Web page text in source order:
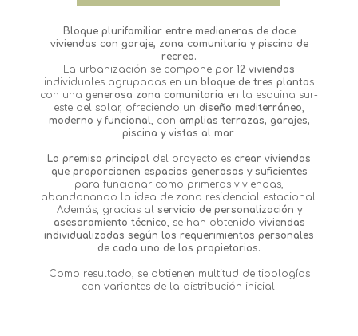
Bloque plurifamiliar entre medianeras de doce
viviendas con garaje, zona comunitaria y piscina de
recreo.
La urbanización se compone por 12 viviendas
individuales agrupadas en un bloque de tres plantas
con una generosa zona comunitaria en la esquina sur-
este del solar, ofreciendo un diseño mediterráneo,
moderno y funcional, con amplias terrazas, garajes,
piscina y vistas al mar.
La premisa principal del proyecto es crear viviendas
que proporcionen espacios generosos y suficientes
para funcionar como primeras viviendas,
abandonando la idea de zona residencial estacional.
Además, gracias al servicio de personalización y
asesoramiento técnico, se han obtenido viviendas
individualizadas según los requerimientos personales
de cada uno de los propietarios.
Como resultado, se obtienen multitud de tipologías
con variantes de la distribución inicial.